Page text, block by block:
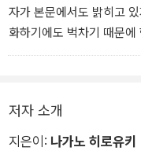
자가 본문에서도 밝히고
화하기에도 벅차기 때문
것을 보완하기 위해서 수
-서재원
저자 소개
지은이: 나가노 히로유키